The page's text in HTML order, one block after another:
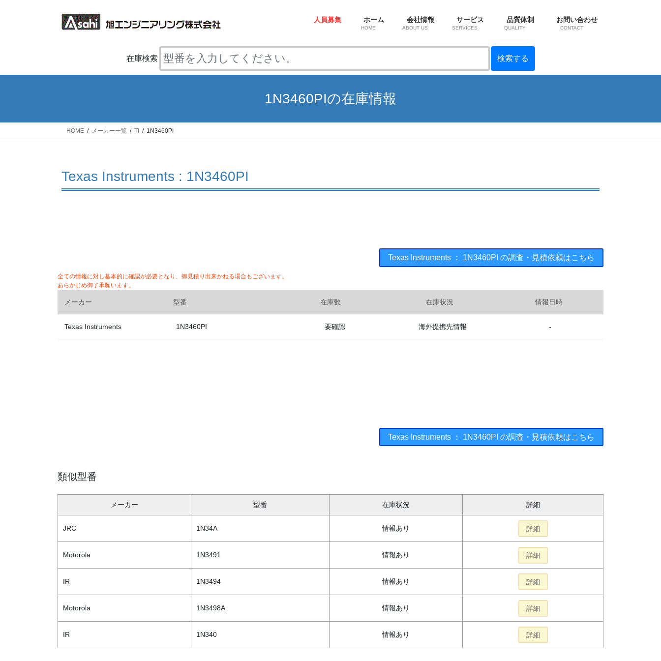
ス
ン
人員募集 ホーム
HOME
会社情報
ABOUT US
サービス
SERVICES
品質体制
QUALITY
お問い合わせ
CONTACT
在庫検索
1N3460PIの在庫情報
HOME メーカー一覧 TI 1N3460PI
Texas Instruments : 1N3460PI
Texas Instruments ： 1N3460PI の調査・見積依頼はこちら
全ての情報に対し基本的に確認が必要となり、御見積り出来かねる場合もございます。
あらかじめ御了承願います。
メーカー 型番 在庫数 在庫状況 情報日時
Texas Instruments 1N3460PI 要確認 海外提携先情報 -
Texas Instruments ： 1N3460PI の調査・見積依頼はこちら
類似型番
メーカー 型番 在庫状況 詳細
JRC 1N34A 情報あり 詳細
Motorola 1N3491 情報あり 詳細
IR 1N3494 情報あり 詳細
Motorola 1N3498A 情報あり 詳細
IR 1N340 情報あり 詳細